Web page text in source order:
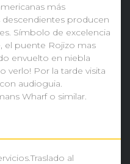
más
descendientes producen
Símbolo de excelencia
el puente Rojizo mas
envuelto en niebla
verlo! Por la tarde visita
audioguia.
Wharf o similar.
al